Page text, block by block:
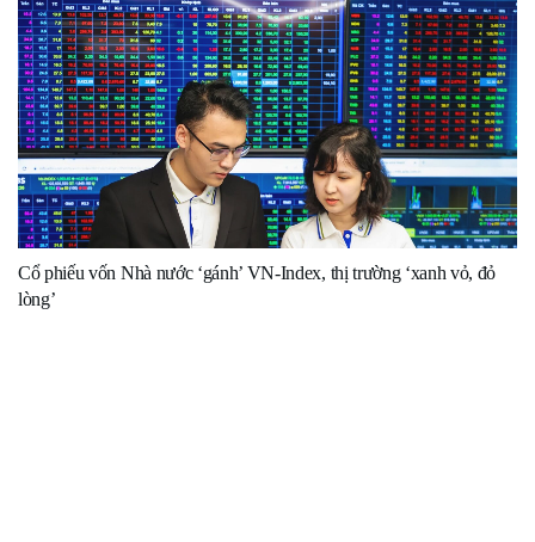
Cổ phiếu vốn Nhà nước ‘gánh’ VN-Index, thị trường ‘xanh vỏ, đỏ
lòng’